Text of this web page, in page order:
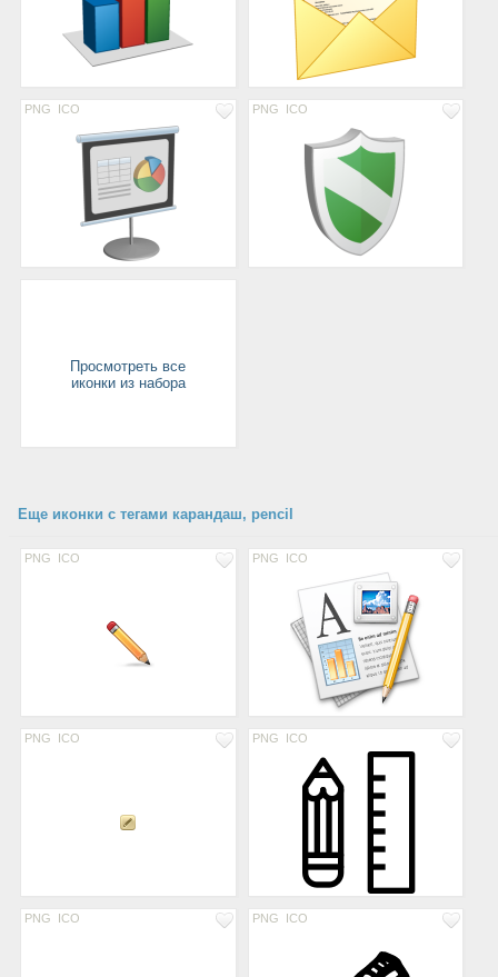
PNG ICO PNG ICO
Просмотреть все
иконки из набора
Еще иконки с тегами карандаш, pencil
PNG ICO PNG ICO
PNG ICO PNG ICO
PNG ICO PNG ICO